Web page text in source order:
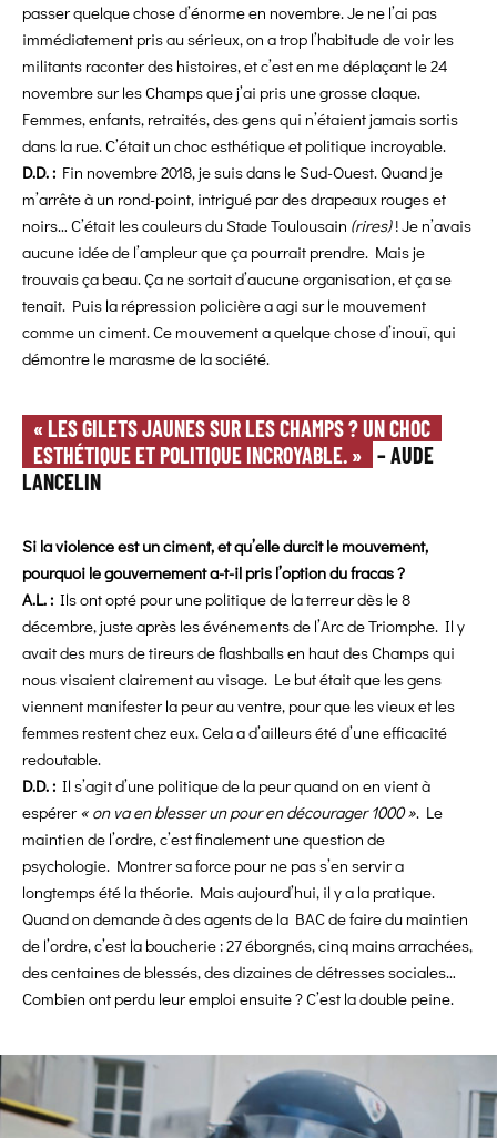
passer quelque chose d’énorme en novembre. Je ne l’ai pas
immédiatement pris au sérieux, on a trop l’habitude de voir les
militants raconter des histoires, et c’est en me déplaçant le 24
novembre sur les Champs que j’ai pris une grosse claque.
Femmes, enfants, retraités, des gens qui n’étaient jamais sortis
dans la rue. C’était un choc esthétique et politique incroyable.
D.D. : Fin novembre 2018, je suis dans le Sud-Ouest. Quand je
m’arrête à un rond-point, intrigué par desdrapeaux rouges et
noirs… C’était les couleurs du Stade Toulousain (rires)! Je n’avais
aucune idée de l’ampleur que ça pourrait prendre. Mais je
trouvais ça beau. Ça ne sortait d’aucune organisation, et ça se
tenait. Puis la répression policière a agi sur le mouvement
comme un ciment. Ce mouvement a quelque chose d’inouï, qui
démontre le marasme de la société.
« LES GILETS JAUNES SUR LES CHAMPS ? UN CHOC
ESTHÉTIQUE ET POLITIQUE INCROYABLE. » – AUDE
LANCELIN
Si la violence est un ciment, et qu’elle durcit le mouvement,
pourquoi le gouvernement a-t-il pris l’option du fracas ?
A.L. : Ils ont opté pour une politique de la terreur dès le 8
décembre, juste après les événements de l’Arc de Triomphe. Il y
avait des murs de tireurs de flashballs en haut des Champs qui
nous visaient clairement au visage. Le but était que les gens
viennent manifester la peur au ventre, pour que les vieux et les
femmes restent chez eux. Cela a d’ailleurs été d’une efficacité
redoutable.
D.D. : Il s’agit d’une politique de la peur quand on en vient à
espérer « on va en blesser un pour en décourager 1000 ». Le
maintien de l’ordre, c’est finalement une question de
psychologie. Montrer sa force pour ne pas s’en servir a
longtemps été la théorie. Mais aujourd’hui, il y a la pratique.
Quand on demande à des agents de la BAC de faire du maintien
de l’ordre, c’est la boucherie : 27 éborgnés, cinq mains arrachées,
des centaines de blessés, des dizaines de détresses sociales…
Combien ont perdu leur emploi ensuite ? C’est la double peine.